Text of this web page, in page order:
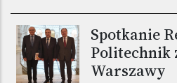
Spotkanie
Politechnik
Warszawy